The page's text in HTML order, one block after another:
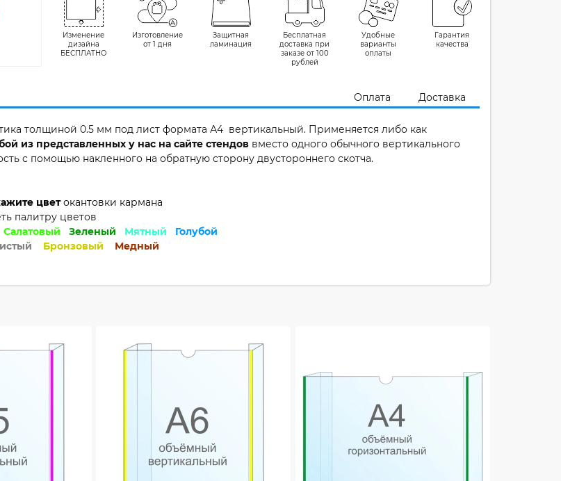
Изменение
дизайна
БЕСПЛАТНО
Изготовление
от 1 дня
Защитная
ламинация
Бесплатная
доставка при
заказе от 100
рублей
Удобные
варианты
оплаты
Гарантия
качества
Оплата Доставка
толщиной 0.5 мм под лист формата А4 вертикальный. Применяется либо как
из представленных у нас на сайте стендов вместо одного обычного вертикального
с помощью накленного на обратную сторону двустороннего скотча.
цветокантовки кармана
палитру цветов
Салатовый Зеленый Мятный
Голубой
Бронзовый Медный